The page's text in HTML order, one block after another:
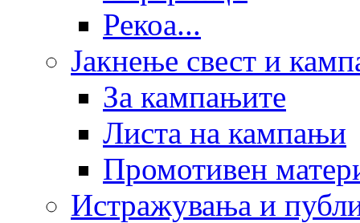
Рекоа...
Јакнење свест и
За кампањите
Листа на кампањи
Промотивен
Истражувања и